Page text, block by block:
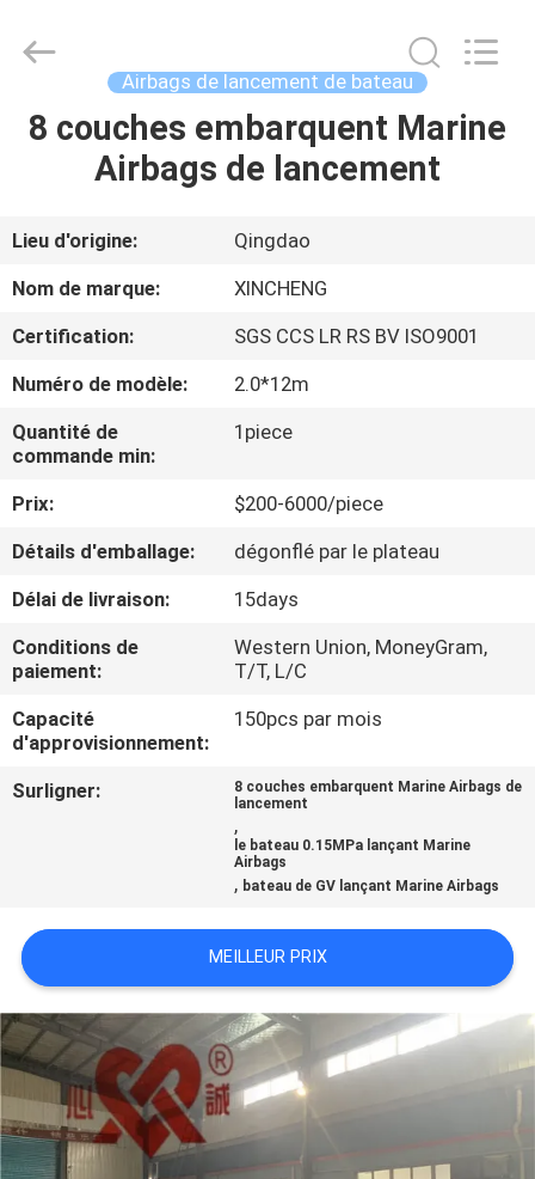
MAISON
VR
SHOW
A
PROPOS
NOUS
VISITE
D'USINE
CONTRÔLE
DE
QUALITÉ
NOUVELLES
CAS
PLAN
Products
Rights
Reserved.
Airbags de lancement de bateau
8 couches embarquent Marine
Airbags de lancement
Lieu d'origine:
Qingdao
Nom de marque:
XINCHENG
Certification:
SGS CCS LR RS BV ISO9001
Numéro de modèle:
2.0*12m
Quantité de
commande min:
1piece
Prix:
$200-6000/piece
Détails d'emballage:
dégonflé par le plateau
Délai de livraison:
15days
Conditions de
paiement:
Western Union, MoneyGram,
T/T, L/C
Capacité
d'approvisionnement:
150pcs par mois
Surligner:
8 couches embarquent Marine Airbags de
lancement
,
le bateau 0.15MPa lançant Marine
Airbags
, bateau de GV lançant Marine Airbags
MEILLEUR PRIX